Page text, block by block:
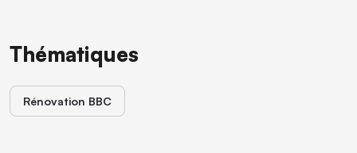
Thématiques
Rénovation BBC